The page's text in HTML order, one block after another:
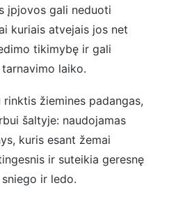
įpjovos gali neduoti
kuriais atvejais jos net
tikimybę ir gali
laiko.
žiemines padangas,
šaltyje: naudojamas
kuris esant žemai
ir suteikia geresnę
ir ledo.